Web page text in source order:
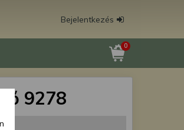
Bejelentkezés
0
9278